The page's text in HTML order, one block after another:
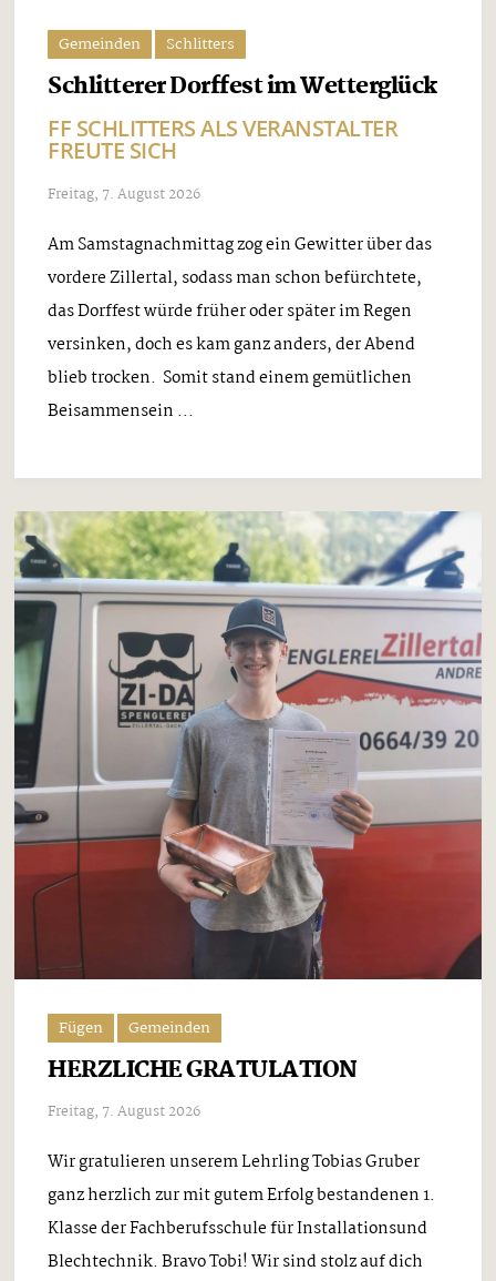
Gemeinden Schlitters
Schlitterer Dorffest im Wetterglück
FF SCHLITTERS ALS VERANSTALTER
FREUTE SICH
Freitag, 7. August 2026
Am Samstagnachmittag zog ein Gewitter über das
vordere Zillertal, sodass man schon befürchtete,
das Dorffest würde früher oder später im Regen
versinken, doch es kam ganz anders, der Abend
blieb trocken. Somit stand einem gemütlichen
Beisammensein ...
Fügen Gemeinden
HERZLICHE GRATULATION
Freitag, 7. August 2026
Wir gratulieren unserem Lehrling Tobias Gruber
ganz herzlich zur mit gutem Erfolg bestandenen 1.
Klasse der Fachberufsschule für Installationsund
Blechtechnik. Bravo Tobi! Wir sind stolz auf dich